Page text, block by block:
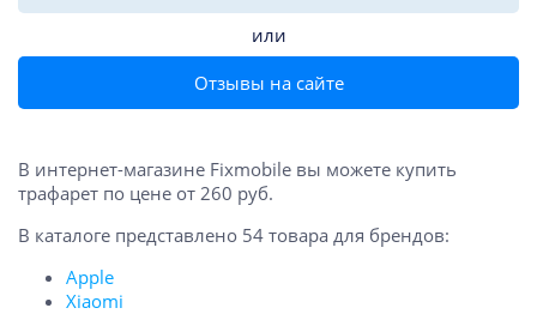
или
Отзывы на сайте
В интернет-магазине Fixmobile вы можете купить
трафарет по цене от 260 руб.
В каталоге представлено 54 товара для брендов:
Apple
Xiaomi